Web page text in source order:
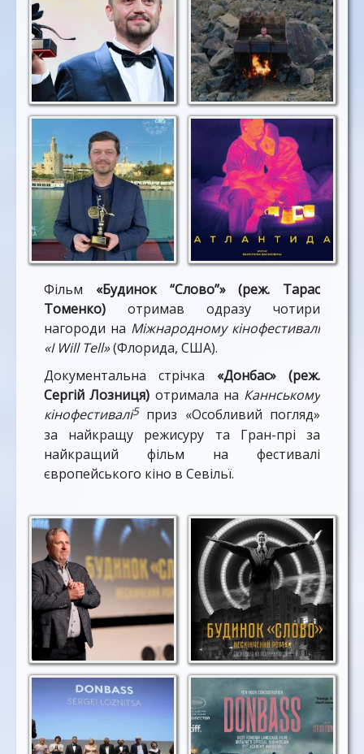
Фільм «Будинок “Слово”» (реж. Тарас
Томенко)отримав одразу чотири
нагороди на Міжнародному кінофестивалі
«I Will Tell»(Флорида, США).
Документальна стрічка «Донбас» (реж.
Сергій Лозниця) отримала на Каннському
кінофестивалі5приз «Особливий погляд»
за найкращу режисуру та Гран-прі за
найкращий фільм на фестивалі
європейського кіно в Севільї.